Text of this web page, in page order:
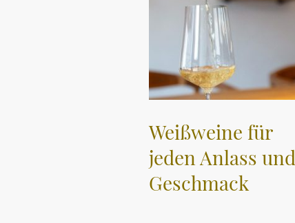
Weißweine für
jeden Anlass und
Geschmack